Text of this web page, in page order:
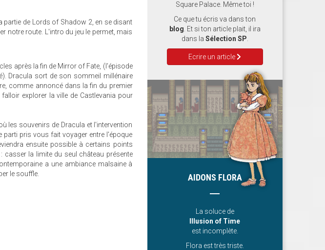
de Lords of Shadow 2, en se disant
notre route. L'intro du jeu le permet, mais
après la fin de Mirror of Fate, (l'épisode
Dracula sort de son sommeil millénaire
comme annoncé dans la fin du premier
explorer la ville de Castlevania pour
les souvenirs de Dracula et l'intervention
parti pris vous fait voyager entre l'époque
ensuite possible à certains points
la limite du seul château présente
a une ambiance malsaine à
le souffle.
Square Palace. Même toi !
Ce que tu écris va dans ton
blog . Et si ton article plait, il ira
dans la Sélection SP
Ecrire un article
AIDONS FLORA
La soluce de
Illusion of Time
est incomplète.
Flora est très triste.